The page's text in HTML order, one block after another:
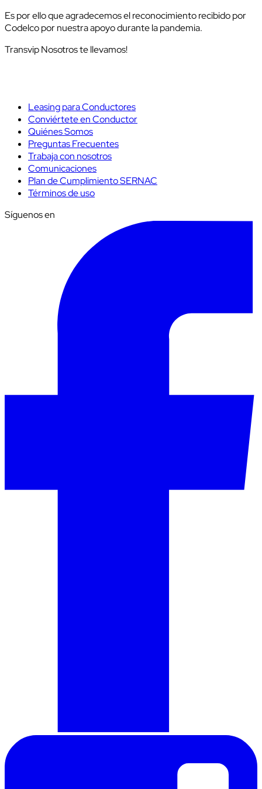
Es por ello que agradecemos el reconocimiento recibido por
Codelco por nuestra apoyo durante la pandemia.
Transvip Nosotros te llevamos!
Leasing para Conductores
Conviértete en Conductor
Quiénes Somos
Preguntas Frecuentes
Trabaja con nosotros
Comunicaciones
Plan de Cumplimiento SERNAC
Términos de uso
Síguenos en